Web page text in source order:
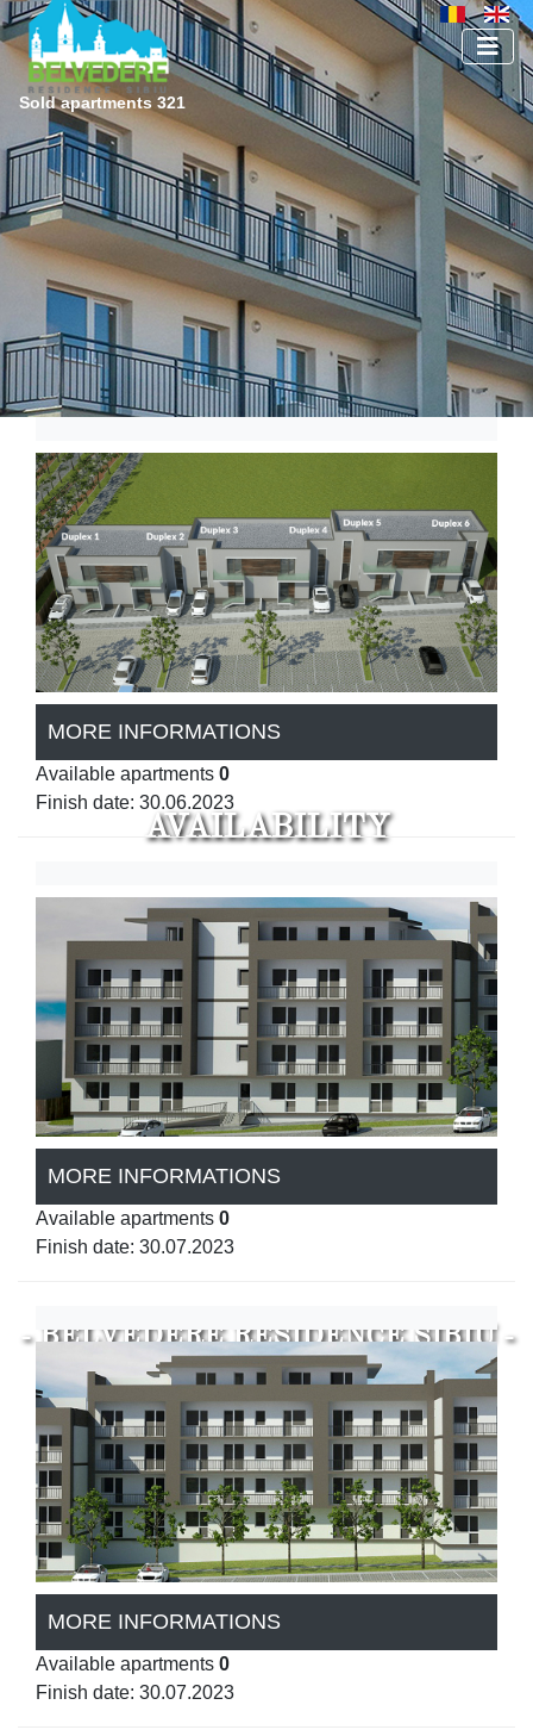
Sold apartments 321
AVAILABILITY
- BELVEDERE RESIDENCE SIBIU -
MORE INFORMATIONS
Available apartments 0
Finish date: 30.06.2023
MORE INFORMATIONS
Available apartments 0
Finish date: 30.07.2023
MORE INFORMATIONS
Available apartments 0
Finish date: 30.07.2023